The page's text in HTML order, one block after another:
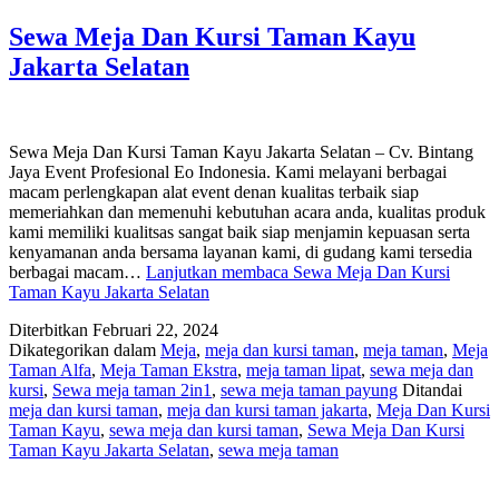
Sewa Meja Dan Kursi Taman Kayu
Jakarta Selatan
Sewa Meja Dan Kursi Taman Kayu Jakarta Selatan – Cv. Bintang
Jaya Event Profesional Eo Indonesia. Kami melayani berbagai
macam perlengkapan alat event denan kualitas terbaik siap
memeriahkan dan memenuhi kebutuhan acara anda, kualitas produk
kami memiliki kualitsas sangat baik siap menjamin kepuasan serta
kenyamanan anda bersama layanan kami, di gudang kami tersedia
berbagai macam… Lanjutkan membaca Sewa Meja Dan Kursi
Taman Kayu Jakarta Selatan
Diterbitkan Februari 22, 2024
Dikategorikan dalam Meja, meja dan kursi taman, meja taman, Meja
Taman Alfa, Meja Taman Ekstra, meja taman lipat, sewa meja dan
kursi, Sewa meja taman 2in1 , sewa meja taman payung Ditandai
meja dan kursi taman, meja dan kursi taman jakarta, Meja Dan Kursi
Taman Kayu, sewa meja dan kursi taman, Sewa Meja Dan Kursi
Taman Kayu Jakarta Selatan, sewa meja taman